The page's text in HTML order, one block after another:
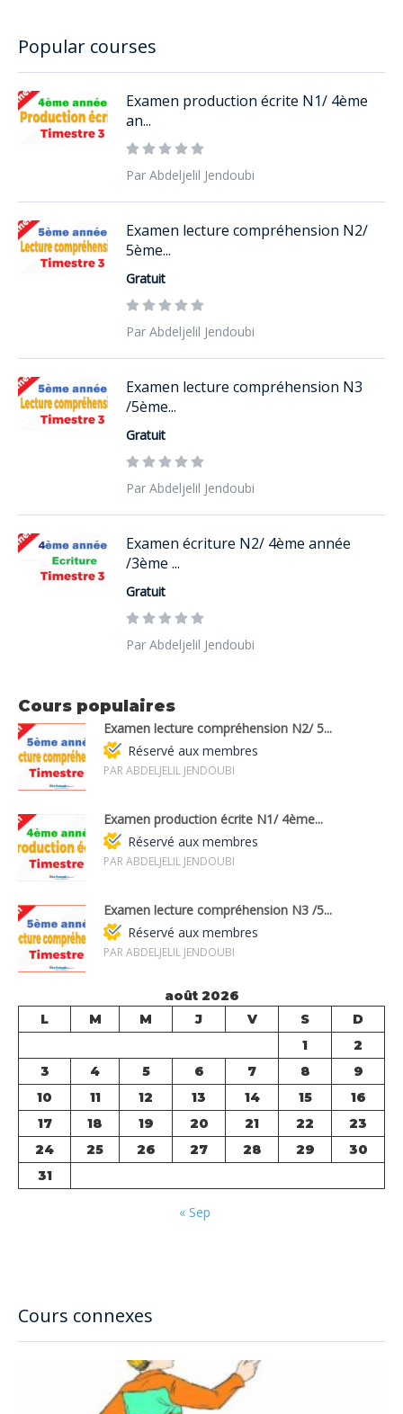
Cours connexes
Popular courses
Examen production écrite N1/ 4ème
an...
Par Abdeljelil Jendoubi
Examen lecture compréhension N2/
5ème...
Gratuit
Par Abdeljelil Jendoubi
Examen lecture compréhension N3
/5ème...
Gratuit
Par Abdeljelil Jendoubi
Examen écriture N2/ 4ème année
/3ème ...
Gratuit
Par Abdeljelil Jendoubi
Cours populaires
Examen lecture compréhension N2/ 5...
Réservé aux membres
PAR ABDELJELIL JENDOUBI
Examen production écrite N1/ 4ème...
Réservé aux membres
PAR ABDELJELIL JENDOUBI
Examen lecture compréhension N3 /5...
Réservé aux membres
PAR ABDELJELIL JENDOUBI
août 2026
L
M M J V S
D
1
2
3
4 5 6 7 8
9
10
11 12 13 14 15
16
17
18 19 20 21 22
23
24
25 26 27 28 29
30
31
« Sep